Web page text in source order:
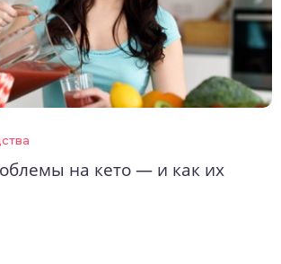
на кето — и как их